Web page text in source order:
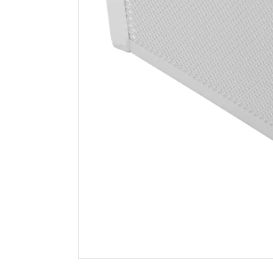
Elfa avdeler for
meshkurv 180 mm
graphite 2-pk
Før 209
Elfa
meshkurv
graphite
111
Spar 48
Nettlager:
Klikk &